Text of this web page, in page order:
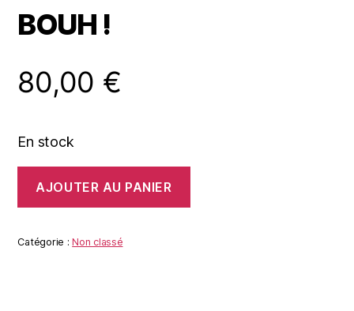
BOUH !
80,00 €
En stock
BOUH
AJOUTER AU PANIER
Catégorie :Non classé